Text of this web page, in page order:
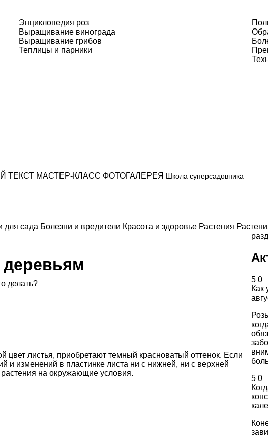
Энциклопедия роз
Выращивание винограда
Выращивание грибов
Теплицы и парники
ТЕКСТ МАСТЕР-КЛАСС ФОТОГАЛЕРЕЯ Школа суперсадовника
для сада Болезни и вредители Красота и здоровье Растения
делать?
цвет листья, приобретают темный красноватый оттенок. Если
и изменений в пластинке листа ни с нижней, ни с верхней
растения на окружающие условия.
5 0
Как
5 0